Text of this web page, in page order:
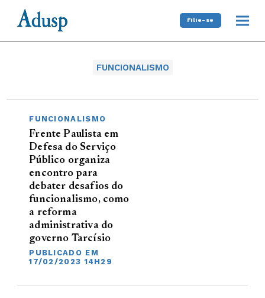
Filie-se
FUNCIONALISMO
FUNCIONALISMO
Frente Paulista em
Defesa do Serviço
Público organiza
encontro para
debater desafios do
funcionalismo, como
a reforma
administrativa do
governo Tarcísio
PUBLICADO EM
17/02/2023 14H29